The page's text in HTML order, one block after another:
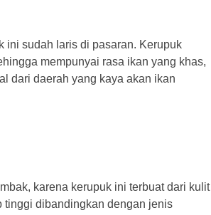
ini sudah laris di pasaran. Kerupuk
mempunyai rasa ikan yang khas,
dari daerah yang kaya akan ikan
karena kerupuk ini terbuat dari kulit
tinggi dibandingkan dengan jenis